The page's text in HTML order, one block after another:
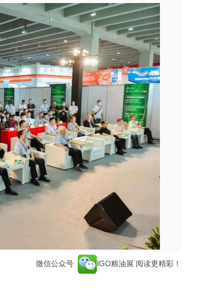
微信公众号 IGO粮油展 阅读更精彩！